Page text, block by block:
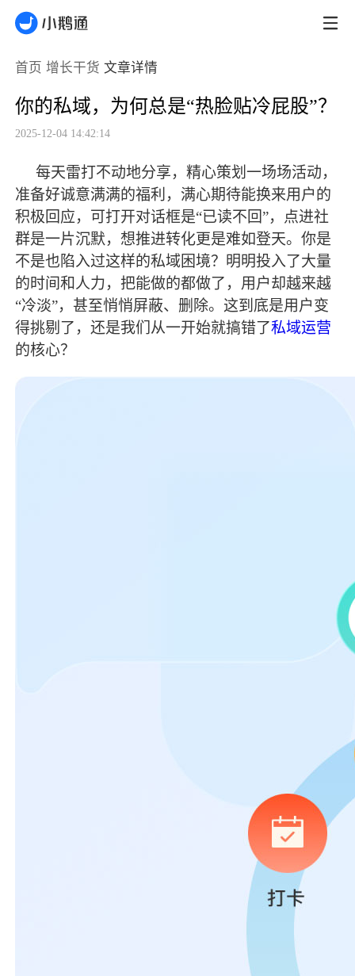
首页 增长干货 文章详情
你的私域，为何总是“热脸贴冷屁股”？
2025-12-04 14:42:14
每天雷打不动地分享，精心策划一场场活动，
准备好诚意满满的福利，满心期待能换来用户的
积极回应，可打开对话框是“已读不回”，点进社
群是一片沉默，想推进转化更是难如登天。你是
不是也陷入过这样的私域困境？明明投入了大量
的时间和人力，把能做的都做了，用户却越来越
“冷淡”，甚至悄悄屏蔽、删除。这到底是用户变
得挑剔了，还是我们从一开始就搞错了私域运营
的核心？